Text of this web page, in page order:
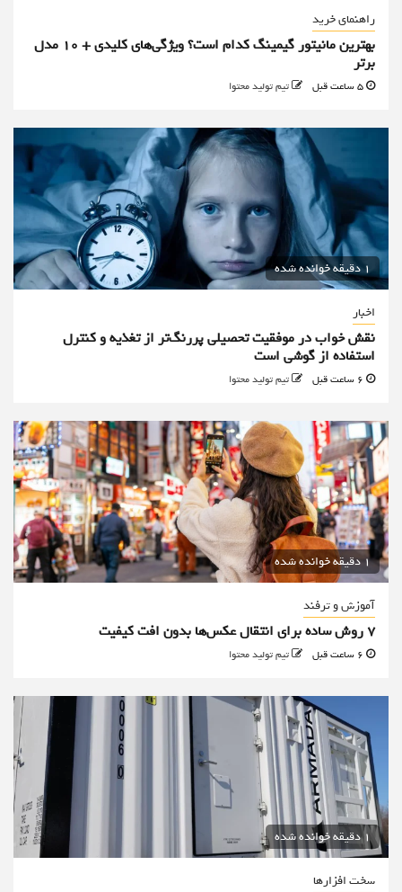
راهنمای خرید
بهترین مانیتور گیمینگ کدام است؟ ویژگی‌های کلیدی + 10 مدل
برتر
تیم تولید محتوا
1 دقیقه خوانده شده
اخبار
نقش خواب در موفقیت تحصیلی پررنگ‌تر از تغذیه و کنترل
استفاده از گوشی است
تیم تولید محتوا
1 دقیقه خوانده شده
آموزش و ترفند
۷ روش ساده برای انتقال عکس‌ها بدون افت کیفیت
تیم تولید محتوا
1 دقیقه خوانده شده
سخت افزارها